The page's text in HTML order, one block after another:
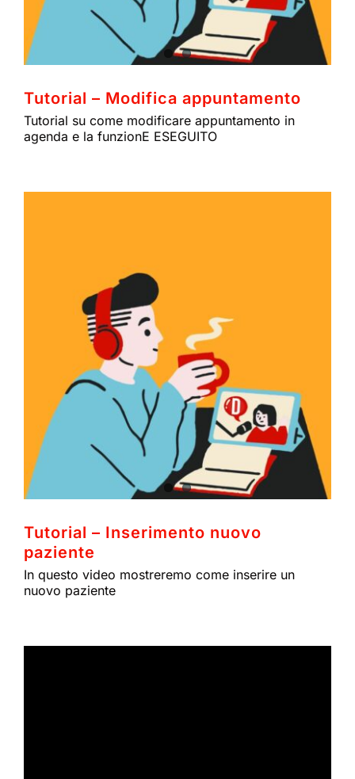
Tutorial – Modifica appuntamento
Tutorial su come modificare appuntamento in
agenda e la funzionE ESEGUITO
Tutorial – Inserimento nuovo
paziente
In questo video mostreremo come inserire un
nuovo paziente